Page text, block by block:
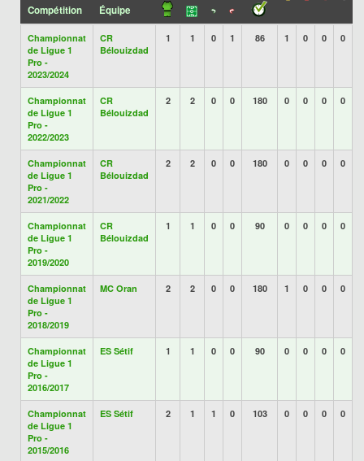
Compétition Équipe
Championnat
de Ligue 1
Pro -
2023/2024
CR
Bélouizdad
1 1 0 1 86 1 0 0 0
Championnat
de Ligue 1
Pro -
2022/2023
CR
Bélouizdad
2 2 0 0 180 0 0 0 0
Championnat
de Ligue 1
Pro -
2021/2022
CR
Bélouizdad
2 2 0 0 180 0 0 0 0
Championnat
de Ligue 1
Pro -
2019/2020
CR
Bélouizdad
1 1 0 0 90 0 0 0 0
Championnat
de Ligue 1
Pro -
2018/2019
MC Oran 2 2 0 0 180 1 0 0 0
Championnat
de Ligue 1
Pro -
2016/2017
ES Sétif 1 1 0 0 90 0 0 0 0
Championnat
de Ligue 1
Pro -
2015/2016
ES Sétif 2 1 1 0 103 0 0 0 0